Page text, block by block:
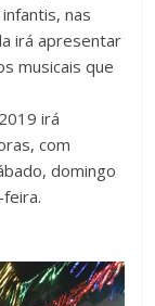
nas
irá apresentar
musicais que
irá
com
domingo